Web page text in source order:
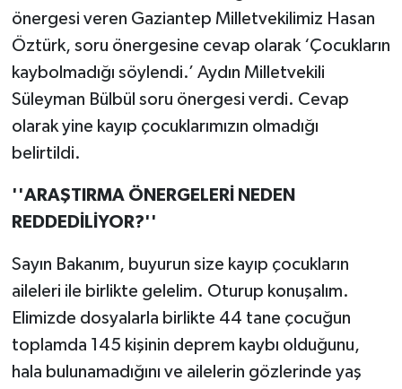
önergesi veren Gaziantep Milletvekilimiz Hasan
Öztürk, soru önergesine cevap olarak ‘Çocukların
kaybolmadığı söylendi.’ Aydın Milletvekili
Süleyman Bülbül soru önergesi verdi. Cevap
olarak yine kayıp çocuklarımızın olmadığı
belirtildi.
''ARAŞTIRMA ÖNERGELERİ NEDEN
REDDEDİLİYOR?''
Sayın Bakanım, buyurun size kayıp çocukların
aileleri ile birlikte gelelim. Oturup konuşalım.
Elimizde dosyalarla birlikte 44 tane çocuğun
toplamda 145 kişinin deprem kaybı olduğunu,
hala bulunamadığını ve ailelerin gözlerinde yaş